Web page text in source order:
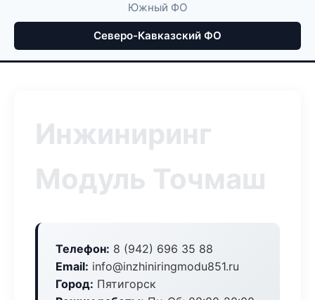
Южный ФО
Северо-Кавказский ФО
Инжиниринг
Модуль Точмаш
Телефон: 8 (942) 696 35 88
Email: info@inzhiniringmodu851.ru
Город: Пятигорск